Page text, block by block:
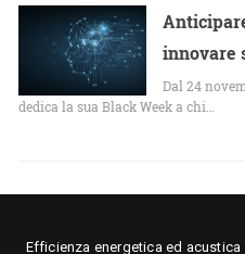
innovare
Dal 24
dedica la sua Black Week a chi…
Efficienza energetica ed acustica